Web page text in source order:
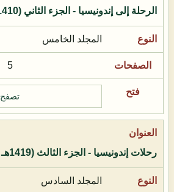
الرحلة إلى إندونيسيا - الجزء الثاني (1410هـ - 1990م)
المجلد الخامس
5
تصفح
رحلات إندونيسيا - الجزء الثالث (1419هـ - 1989م)
المجلد السادس